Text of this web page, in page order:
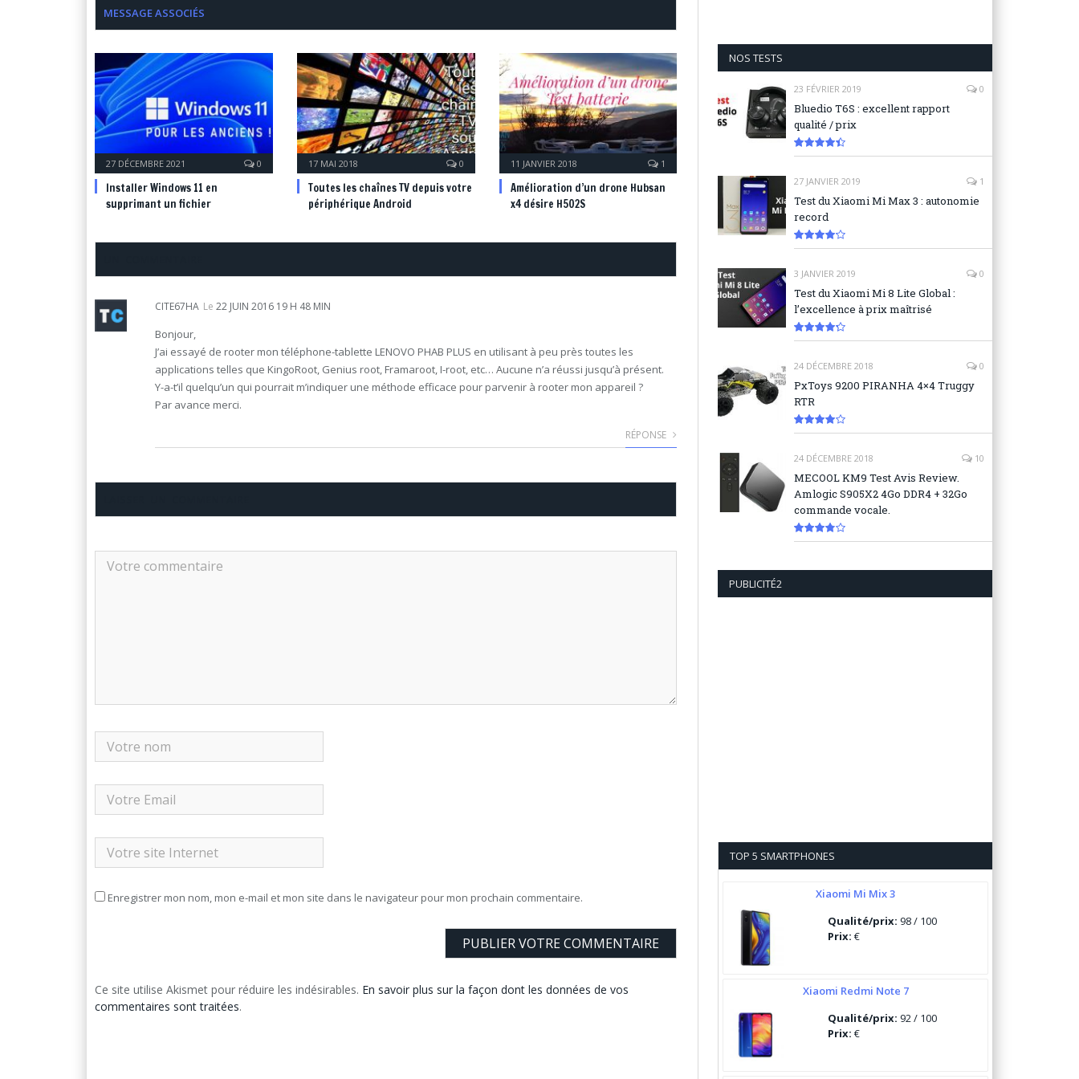
MESSAGE ASSOCIÉS
27 DÉCEMBRE 2021 0
Installer Windows 11 en
supprimant un fichier
17 MAI 2018 0
Toutes les chaînes TV depuis votre
périphérique Android
11 JANVIER 2018 1
Amélioration d’un drone Hubsan
x4 désire H502S
CITE67HA Le 22 JUIN 2016 19 H 48 MIN
Bonjour,
J’ai essayé de rooter mon téléphone-tablette LENOVO PHAB PLUS en utilisant à peu près toutes les
applications telles que KingoRoot, Genius root, Framaroot, I-root, etc… Aucune n’a réussi jusqu’à présent.
Y-a-t’il quelqu’un qui pourrait m’indiquer une méthode efficace pour parvenir à rooter mon appareil ?
Par avance merci.
RÉPONSE
Enregistrer mon nom, mon e-mail et mon site dans le navigateur pour mon prochain commentaire.
Ce site utilise Akismet pour réduire les indésirables. En savoir plus sur la façon dont les données de vos
commentaires sont traitées.
NOS TESTS
23 FÉVRIER 2019 0
Bluedio T6S : excellent rapport
qualité / prix
27 JANVIER 2019 1
Test du Xiaomi Mi Max 3 : autonomie
record
3 JANVIER 2019 0
Test du Xiaomi Mi 8 Lite Global :
l’excellence à prix maîtrisé
24 DÉCEMBRE 2018 0
PxToys 9200 PIRANHA 4×4 Truggy
RTR
24 DÉCEMBRE 2018 10
MECOOL KM9 Test Avis Review.
Amlogic S905X2 4Go DDR4 + 32Go
commande vocale.
PUBLICITÉ2
TOP 5 SMARTPHONES
Xiaomi Mi Mix 3
Qualité/prix:98 / 100
Prix:€
Xiaomi Redmi Note 7
Qualité/prix:92 / 100
Prix:€